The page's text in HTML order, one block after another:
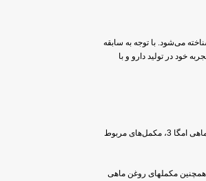
می‌شود. با توجه به سابقه
خود در تولید دارو و با
شامل طیف گسترده‌ای از مکمل‌های تغذیه‌ای است که برای تامین نیازهای مختلف افراد طراحی شده‌اند. از جمله این محصولات می‌توان به مکمل‌های ویتامین‌ها و مواد معدنی، مکمل‌های روغن ماهی امگا 3، مکمل‌های مربوط
مکملهای روغن ماهی